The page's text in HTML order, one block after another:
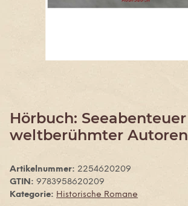
Hörbuch: Seeabenteuer
weltberühmter Autoren
Artikelnummer: 2254620209
GTIN: 9783958620209
Kategorie: Historische Romane